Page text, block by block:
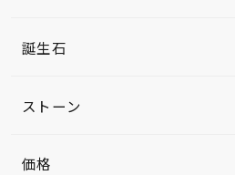
誕生石
ストーン
価格